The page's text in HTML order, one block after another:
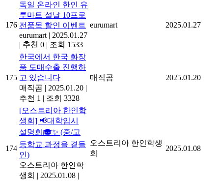
176
독일 온라인 한인 유
루마트 설날 10프로
전품목 할인 이벤트
eurumart | 2025.01.27
| 추천 0 | 조회 1533
eurumart 2025.01.27
175
한국에서 한국 화장
품 도매수출 진행하
고 있습니다
매직곰 | 2025.01.20 |
추천 1 | 조회 3328
매직곰 2025.01.20
174
[오스트리아 한인학
생회] 📢대학입시
설명회🎓✨ (중/고
등학교 과정을 곁들
인)
오스트리아 한인학
생회 | 2025.01.08 |
오스트리아 한인학생
회
2025.01.08